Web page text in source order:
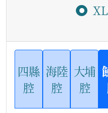
四縣
腔
海陸
腔
大埔
腔